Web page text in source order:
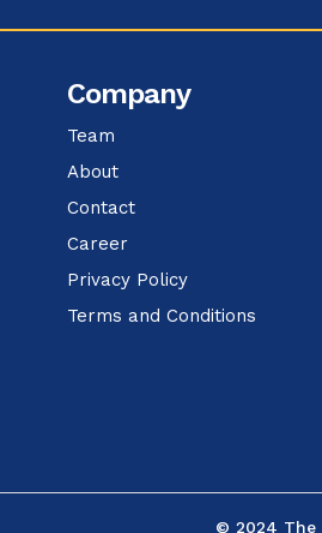
Company
Team
About
Contact
Career
Privacy Policy
Terms and Conditions
© 2024 The